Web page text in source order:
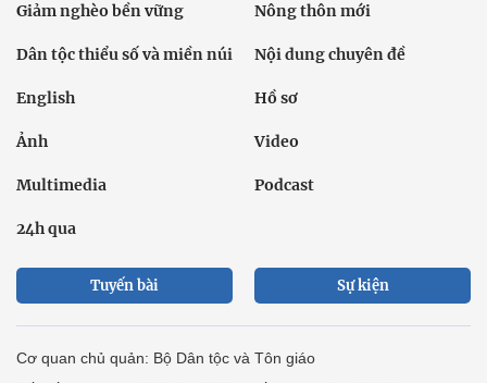
Giảm nghèo bền vững Nông thôn mới
Dân tộc thiểu số và miền núi Nội dung chuyên đề
English Hồ sơ
Ảnh Video
Multimedia Podcast
24h qua
Tuyến bài Sự kiện
Cơ quan chủ quản: Bộ Dân tộc và Tôn giáo